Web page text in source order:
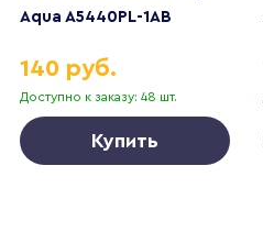
Aqua A5440PL-1AB
Доступно к заказу: 48 шт.
140 руб.
Купить